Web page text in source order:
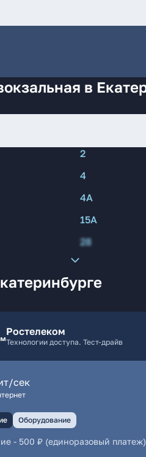
в
2
4
4А
15А
28
Ростелеком
Технологии доступа. Тест-драйв
сек
Оборудование
- 500 ₽ (единоразовый платеж)